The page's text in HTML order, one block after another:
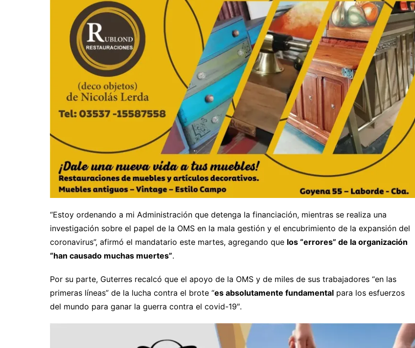
“Estoy ordenando a mi Administración que detenga la financiación, mientras se realiza una
investigación sobre el papel de la OMS en la mala gestión y el encubrimiento de la expansión del
coronavirus”, afirmó el mandatario este martes, agregando que los “errores” de la organización
“han causado muchas muertes”.
Por su parte, Guterres recalcó que el apoyo de la OMS y de miles de sus trabajadores “en las
primeras líneas” de la lucha contra el brote “es absolutamente fundamental para los esfuerzos
del mundo para ganar la guerra contra el covid-19″.